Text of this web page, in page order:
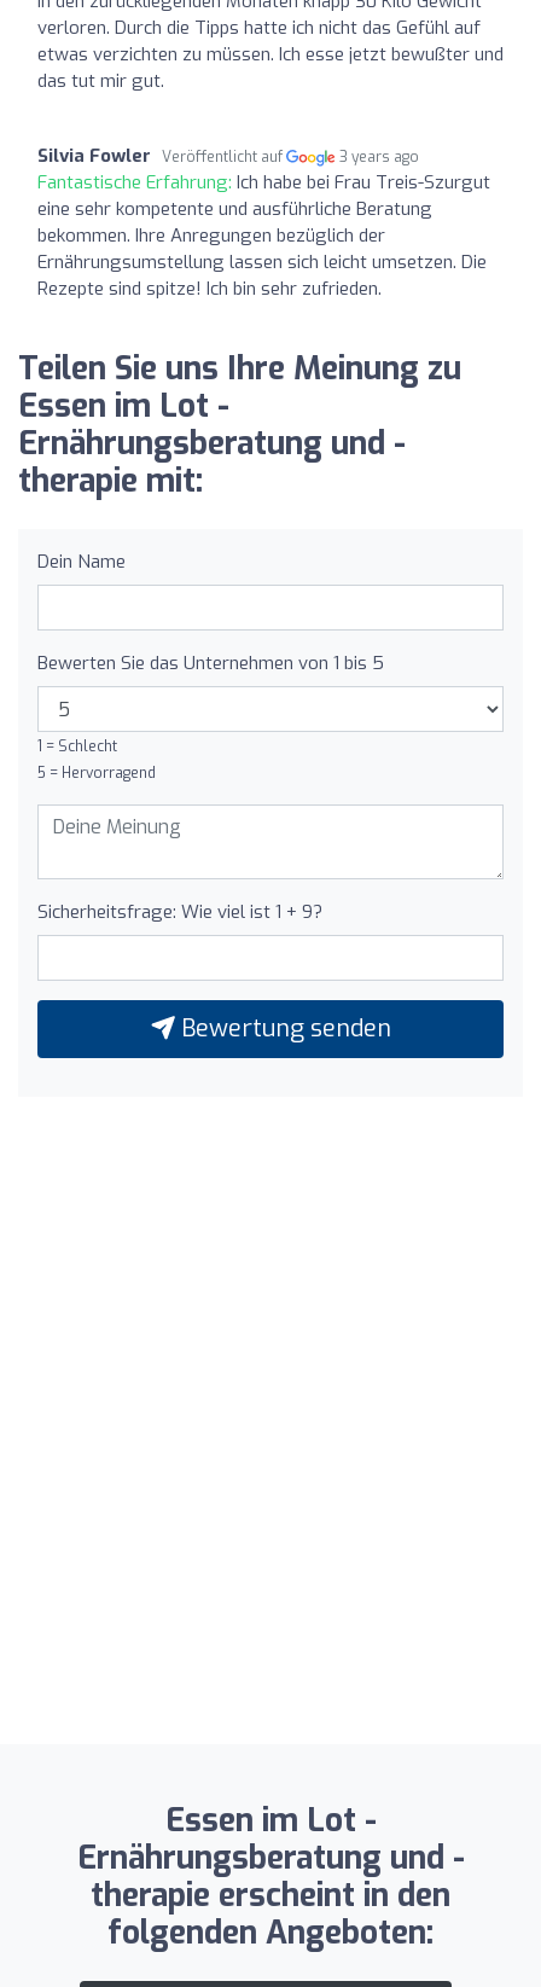
verloren. Durch die Tipps hatte ich nicht das Gefühl auf
etwas verzichten zu müssen. Ich esse jetzt bewußter und
das tut mir gut.
Silvia Fowler Veröffentlicht auf 3 years ago
Fantastische Erfahrung: Ich habe bei Frau Treis-Szurgut
eine sehr kompetente und ausführliche Beratung
bekommen. Ihre Anregungen bezüglich der
Ernährungsumstellung lassen sich leicht umsetzen. Die
Rezepte sind spitze! Ich bin sehr zufrieden.
Teilen Sie uns Ihre Meinung zu
Essen im Lot -
Ernährungsberatung und -
therapie mit:
Dein Name
Bewerten Sie das Unternehmen von 1 bis 5
1 = Schlecht
5 = Hervorragend
Sicherheitsfrage: Wie viel ist 1 + 9?
Bewertung senden
Essen im Lot -
Ernährungsberatung und -
therapie erscheint in den
folgenden Angeboten: